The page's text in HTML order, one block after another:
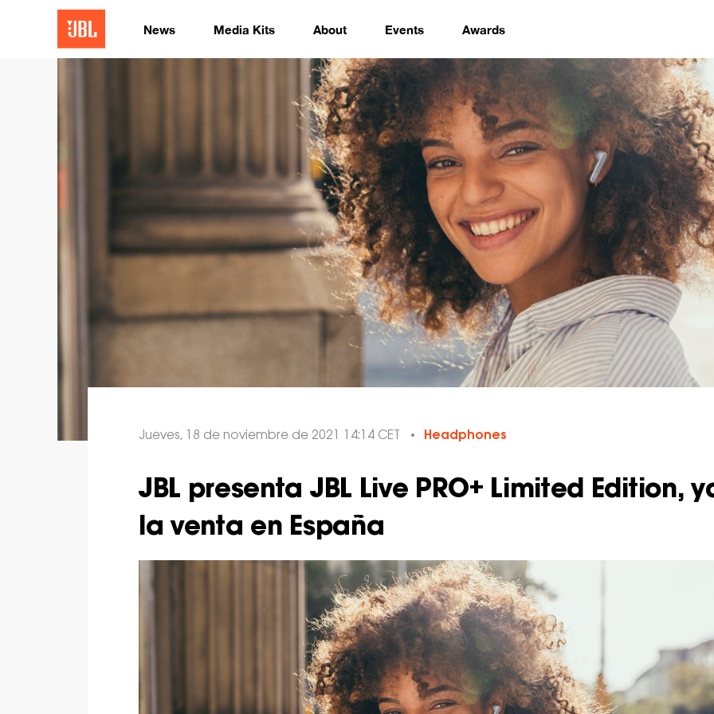
News Media Kits About Events Awards
Jueves, 18 de noviembre de 2021 14:14 CET Headphones
JBL presenta JBL Live PRO+ Limited Edition,
la venta en España